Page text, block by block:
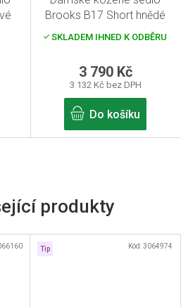
produkty
Tip Kód:3064974
Brooks B17 Short hnědé
SKLADEM IHNED K ODBĚRU
3 132 Kč bez DPH
3 790 Kč
Do košíku